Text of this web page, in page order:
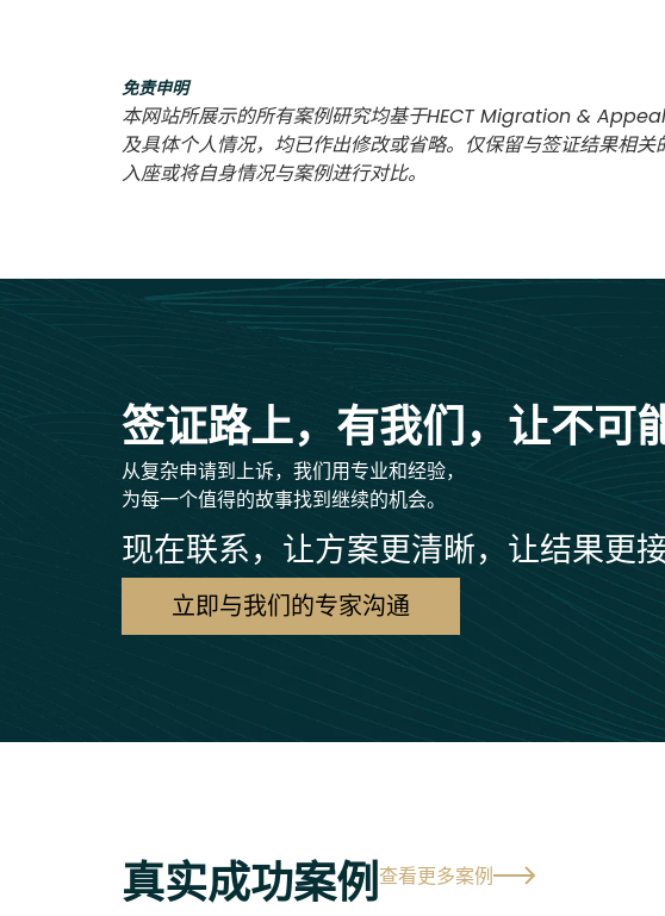
免责申明
本网站所展示的所有案例研究均基于HECT Migration &
及具体个人情况，均已作出修改或省略。仅保留与签证结果相
入座或将自身情况与案例进行对比。
签证路上，有我们，让不可
从复杂申请到上诉，我们用专业和经验，
为每一个值得的故事找到继续的机会。
现在联系，让方案更清晰，让结果更接
立即与我们的专家沟通
真实成功案例查看更多案例